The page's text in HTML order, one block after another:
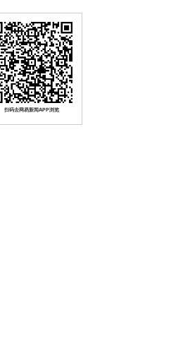
扫码去网易新闻APP浏览